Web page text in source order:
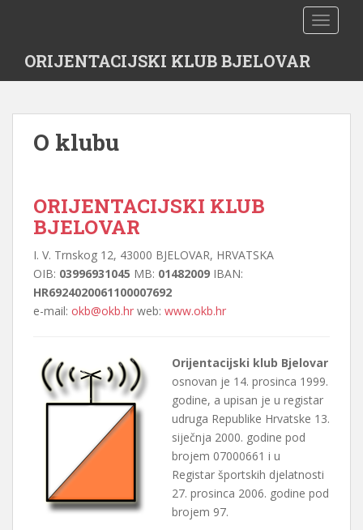
t
ORIJENTACIJSKI KLUB BJELOVAR
O klubu
ORIJENTACIJSKI KLUB
BJELOVAR
I. V. Trnskog 12, 43000 BJELOVAR, HRVATSKA
OIB: 03996931045 MB: 01482009 IBAN:
HR6924020061100007692
e-mail: okb@okb.hr web: www.okb.hr
Orijentacijski klub Bjelovar
osnovan je 14. prosinca 1999.
godine, a upisan je u registar
udruga Republike Hrvatske 13.
siječnja 2000. godine pod
brojem 07000661 i u
Registar športskih djelatnosti
27. prosinca 2006. godine pod
brojem 97.